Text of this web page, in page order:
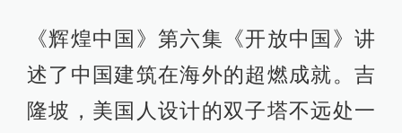
《辉煌中国》第六集《开放中国》讲
述了中国建筑在海外的超燃成就。吉
隆坡，美国人设计的双子塔不远处一